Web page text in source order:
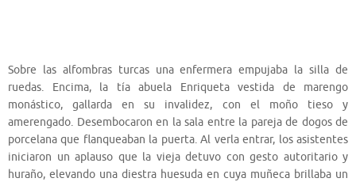
Sobre las alfombras turcas una enfermera empujaba la silla de
ruedas. Encima, la tía abuela Enriqueta vestida de marengo
monástico, gallarda en su invalidez, con el moño tieso y
amerengado. Desembocaron en la sala entre la pareja de dogos de
porcelana que flanqueaban la puerta. Al verla entrar, los asistentes
iniciaron un aplauso que la vieja detuvo con gesto autoritario y
huraño, elevando una diestra huesuda en cuya muñeca brillaba un